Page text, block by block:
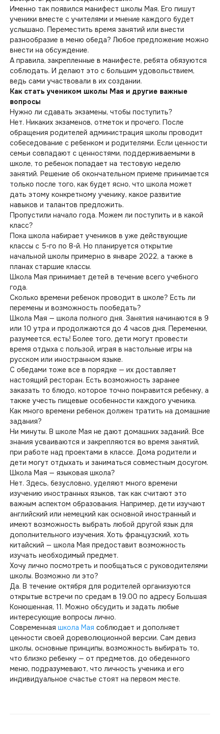
Именно так появился манифест школы Мая. Его пишут
ученики вместе с учителями и мнение каждого будет
услышано. Переместить время занятий или внести
разнообразие в меню обеда? Любое предложение можно
внести на обсуждение.
А правила, закрепленные в манифесте, ребята обязуются
соблюдать. И делают это с большим удовольствием,
ведь сами участвовали в их создании.
Как стать учеником школы Мая и другие важные
вопросы
Нужно ли сдавать экзамены, чтобы поступить?
Нет. Никаких экзаменов, отметок и прочего. После
обращения родителей администрация школы проводит
собеседование с ребенком и родителями. Если ценности
семьи совпадают с ценностями, поддерживаемыми в
школе, то ребенок попадает на тестовую неделю
занятий. Решение об окончательном приеме принимается
только после того, как будет ясно, что школа может
дать этому конкретному ученику, какое развитие
навыков и талантов предложить.
Пропустили начало года. Можем ли поступить и в какой
класс?
Пока школа набирает учеников в уже действующие
классы с 5-го по 8-й. Но планируется открытие
начальной школы примерно в январе 2022, а также в
планах старшие классы.
Школа Мая принимает детей в течение всего учебного
года.
Сколько времени ребенок проводит в школе? Есть ли
перемены и возможность пообедать?
Школа Мая — школа полного дня. Занятия начинаются в 9
или 10 утра и продолжаются до 4 часов дня. Переменки,
разумеется, есть! Более того, дети могут провести
время отдыха с пользой, играя в настольные игры на
русском или иностранном языке.
С обедами тоже все в порядке — их доставляет
настоящий ресторан. Есть возможность заранее
заказать то блюдо, которое точно понравится ребенку, а
также учесть пищевые особенности каждого ученика.
Как много времени ребенок должен тратить на домашние
задания?
Ни минуты. В школе Мая не дают домашних заданий. Все
знания усваиваются и закрепляются во время занятий,
при работе над проектами в классе. Дома родители и
дети могут отдыхать и заниматься совместным досугом.
Школа Мая — языковая школа?
Нет. Здесь, безусловно, уделяют много времени
изучению иностранных языков, так как считают это
важным аспектом образования. Например, дети изучают
английский или немецкий как основной иностранный и
имеют возможность выбрать любой другой язык для
дополнительного изучения. Хоть французский, хоть
китайский — школа Мая предоставит возможность
изучать необходимый предмет.
Хочу лично посмотреть и пообщаться с руководителями
школы. Возможно ли это?
Да. В течение октября для родителей организуются
открытые встречи по средам в 19.00 по адресу Большая
Конюшенная, 11. Можно обсудить и задать любые
интересующие вопросы лично.
Современная школа Мая соблюдает и дополняет
ценности своей дореволюционной версии. Сам девиз
школы, основные принципы, возможность выбирать то,
что близко ребенку — от предметов, до обеденного
меню, подразумевают, что личность ученика и его
индивидуальное счастье стоят на первом месте.